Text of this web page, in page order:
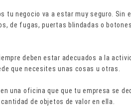
tu negocio va a estar muy seguro. Sin
de fugas, puertas blindadas o
deben estar adecuados a la
que necesites unas cosas u otras.
una oficina que que tu empresa se
de objetos de valor en ella.